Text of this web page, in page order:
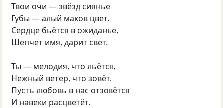
Твои очи — звёзд сиянье,
Губы — алый маков цвет.
Сердце бьётся в ожиданье,
Шепчет имя, дарит свет.
Ты — мелодия, что льётся,
Нежный ветер, что зовёт.
Пусть любовь в нас отзовётся
И навеки расцветёт.